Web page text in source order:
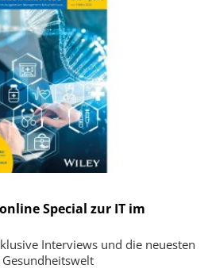
Special zur IT im
Interviews und die neuesten